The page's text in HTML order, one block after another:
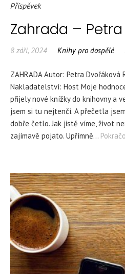
Příspěvek
Zahrada –
8 září, 2024 Knihy pro dospělé
ZAHRADA Autor: Petra
Nakladatelství: Host Moje
přijely nové knížky do knihovny a
jsem si tu nejtenčí. A přečetla
dobře četlo. Jak jistě víme, život
zajímavě pojato. Upřímně…